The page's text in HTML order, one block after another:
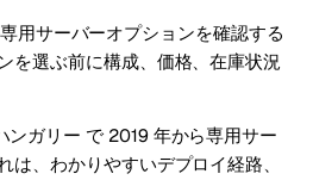
用サーバーオプションを確認する
を選ぶ前に構成、価格、在庫状況
ガリー で 2019 年から専用サー
は、わかりやすいデプロイ経路、